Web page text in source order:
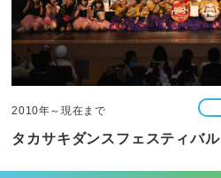
2010年～現在まで
タカサキダンスフェスティバル